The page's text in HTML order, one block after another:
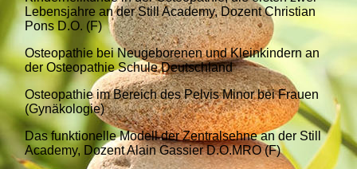
Lebensjahre an der Still Academy, Dozent Christian
Pons D.O. (F)
Osteopathie bei Neugeborenen und Kleinkindern an
der Osteopathie Schule Deutschland
Osteopathie im Bereich des Pelvis Minor bei Frauen
(Gynäkologie)
Das funktionelle Modell der Zentralsehne an der Still
Academy, Dozent Alain Gassier D.O.MRO (F)